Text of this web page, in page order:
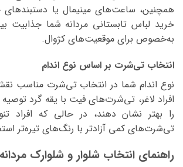
ممکن
است
در
محصول
شوند
ممکن
است
در
صفحه
انتخاب
شوند
همچنین، ساعت‌های مینیمال یا دستبندهای
خرید لباس تابستانی مردانه شما جذابیت
به‌خصوص برای موقعیت‌های کژوال.
انتخاب تی‌شرت بر اساس نوع اندام
نوع اندام شما در انتخاب تی‌شرت مناسب
افراد لاغر، تی‌شرت‌های فیت با یقه گرد
را بهتر نشان دهند، در حالی که افراد
تی‌شرت‌های کمی آزادتر با رنگ‌های تیره‌تر
راهنمای انتخاب شلوار و شلوارک